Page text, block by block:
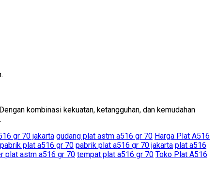
kombinasi kekuatan, ketangguhan, dan kemudahan
gr 70 jakarta gudang plat astm a516 gr 70 Harga Plat A516
pabrik plat a516 gr 70 pabrik plat a516 gr 70 jakarta plat a516
plat astm a516 gr 70 tempat plat a516 gr 70 Toko Plat A516